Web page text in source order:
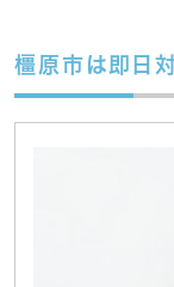
橿原市は即日